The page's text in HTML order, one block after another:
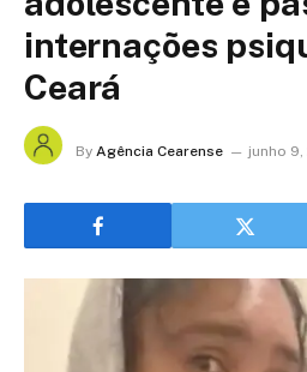
internações
Ceará
By Agência Cearense junho 9,